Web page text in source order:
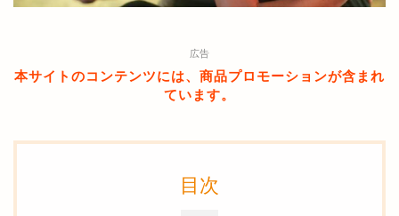
広告
本サイトのコンテンツには、商品プロモーションが含まれ
ています。
目次